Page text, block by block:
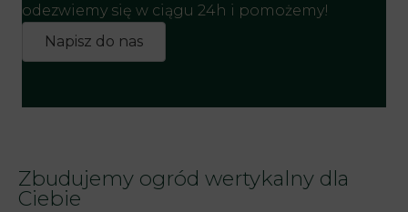
odezwiemy się w ciągu 24h i pomożemy!
Napisz do nas
Zbudujemy ogród wertykalny dla
Ciebie